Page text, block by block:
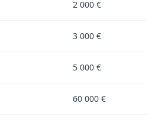
2 000 €
3 000 €
5 000 €
60 000 €